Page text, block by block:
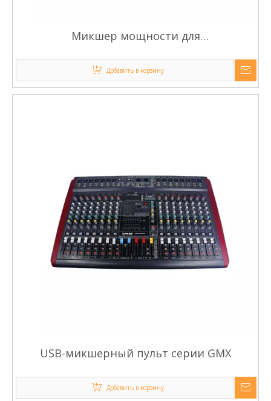
Микшер мощности для
усилителем мощностью 1000 Вт
Добавить в корзину
USB-микшерный пульт серии GMX
Добавить в корзину